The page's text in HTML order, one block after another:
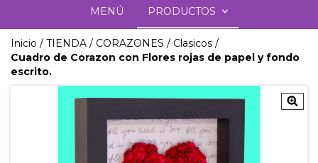
MENÚ PRODUCTOS
Inicio / TIENDA / CORAZONES / Clasicos /
Cuadro de Corazon con Flores rojas de papel y fondo
escrito.